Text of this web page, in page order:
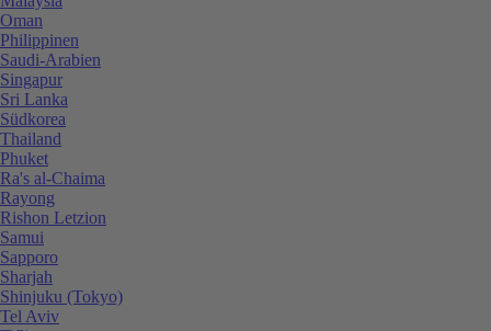
Oman
Philippinen
Saudi-Arabien
Singapur
Sri Lanka
Südkorea
Thailand
Phuket
Ra's al-Chaima
Rayong
Rishon Letzion
Samui
Sapporo
Sharjah
Shinjuku (Tokyo)
Tel Aviv